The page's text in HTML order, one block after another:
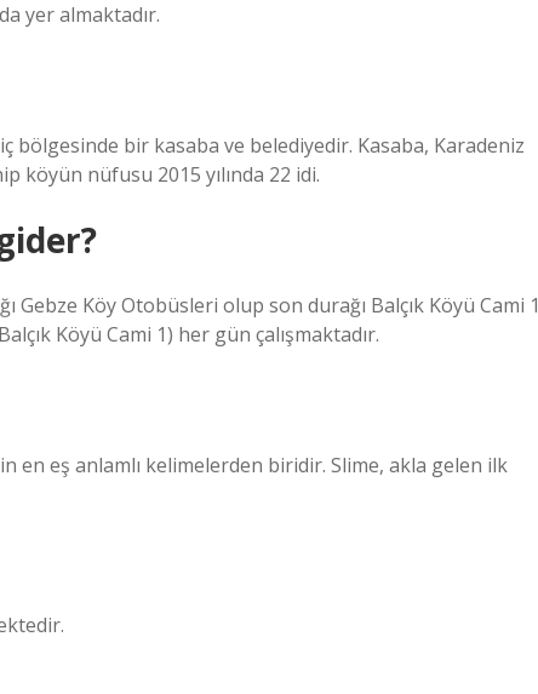
yer almaktadır.
bölgesinde bir kasaba ve belediyedir. Kasaba, Karadeniz
köyün nüfusu 2015 yılında 22 idi.
Gebze Köy Otobüsleri olup son durağı Balçık Köyü Cami 1
Köyü Cami 1) her gün çalışmaktadır.
en eş anlamlı kelimelerden biridir. Slime, akla gelen ilk